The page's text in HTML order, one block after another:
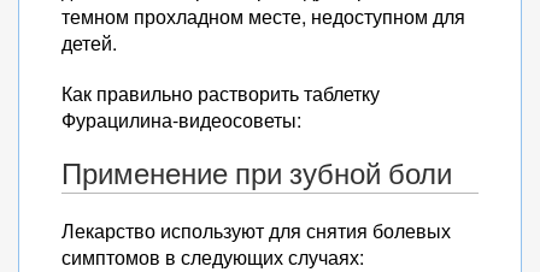
темном прохладном месте, недоступном для
детей.
Как правильно растворить таблетку
Фурацилина-видеосоветы:
Применение при зубной боли
Лекарство используют для снятия болевых
симптомов в следующих случаях: